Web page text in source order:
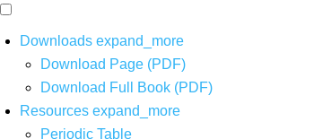
Downloads expand_more
Download Page (PDF)
Download Full Book (PDF)
Resources expand_more
Periodic Table